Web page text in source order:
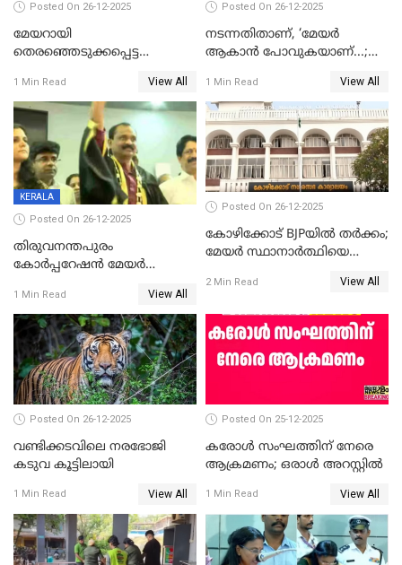
Posted On 26-12-2025
മേയറായി
തെരഞ്ഞെടുക്കപ്പെട്ട
ആദ്യ വോട്ട് അസാധു; കണ്ണൂർ
ഡെപ്യൂട്ടി മേയർ സ്ഥാനത്ത്
താഹിറിന് വിജയം
1 Min Read View All
Posted On 26-12-2025
നടന്നതിതാണ്, ‘മേയർ
ആകാൻ പോവുകയാണ്...;
മുഖ്യമന്ത്രിയുടെ ഓഫീസ്
തന്നെ വിശദീകരിയ്ക്കുന്നു;
സത്യമിതാണ്
1 Min Read View All
KERALA
Posted On 26-12-2025
തിരുവനന്തപുരം
കോര്‍പ്പറേഷന്‍ മേയര്‍
ഹൈക്കോടതിയിലേക്ക്;
സത്യപ്രതിജ്ഞ ചടങ്ങില്‍
ചട്ടലംഘനമെന്ന് പാർട്ടി
1 Min Read View All
Posted On 26-12-2025
കോഴിക്കോട് BJPയിൽ തർക്കം;
മേയർ സ്ഥാനാർത്ഥിയെ
2 Min Read View All
Posted On 26-12-2025
വണ്ടിക്കടവിലെ നരഭോജി
കടുവ കൂട്ടിലായി
1 Min Read View All
Posted On 25-12-2025
കരോള്‍ സംഘത്തിന് നേരെ
ആക്രമണം; ഒരാള്‍ അറസ്റ്റില്‍
1 Min Read View All